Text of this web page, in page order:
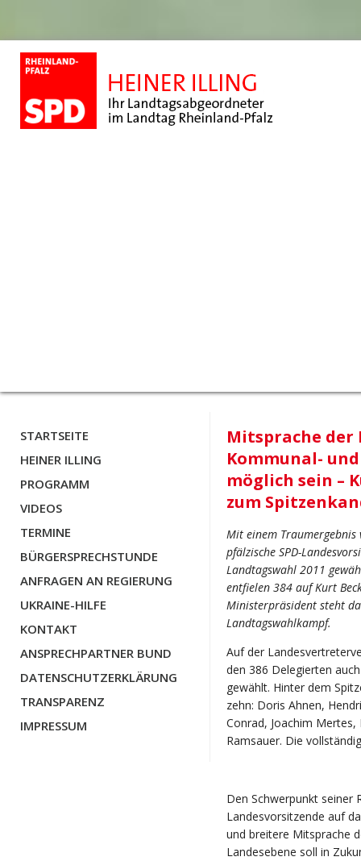
STARTSEITE
HEINER ILLING
PROGRAMM
VIDEOS
TERMINE
BÜRGERSPRECHSTUNDE
ANFRAGEN AN REGIERUNG
UKRAINE-HILFE
KONTAKT
ANSPRECHPARTNER BUND
DATENSCHUTZERKLÄRUNG
TRANSPARENZ
IMPRESSUM
Mitsprache
Kommunal-
möglich sein –
zum
Mit einem
pfälzische SPD-
Landtagswahl 2011
entfielen 384 auf Kurt
Ministerpräsident steht
Landtagswahlkampf.
Auf der
den 386 Delegierten
gewählt. Hinter dem
zehn: Doris Ahnen,
Conrad, Joachim
Ramsauer. Die
Den Schwerpunkt seiner
Landesvorsitzende auf
und breitere Mitsprache
Landesebene soll in